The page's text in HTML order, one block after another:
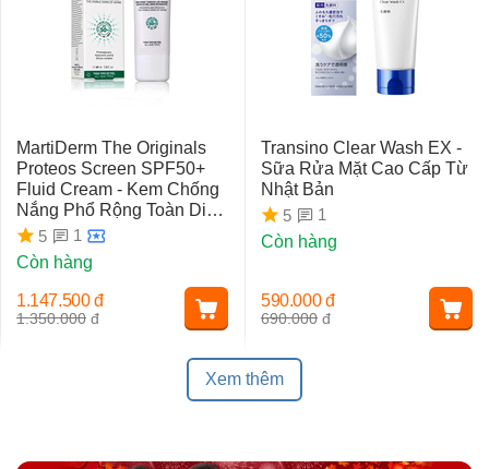
MartiDerm The Originals
Proteos Screen SPF50+
Fluid Cream - Kem Chống
Nắng Phổ Rộng Toàn Diện
Ngừa Lão Hóa, Nám Da
5
1
Còn hàng
1.350.000 đ
1.147.500 đ
Transino Clear Wash EX -
Sữa Rửa Mặt Cao Cấp Từ
Nhật Bản
5
1
Còn hàng
690.000 đ
590.000 đ
Xem thêm